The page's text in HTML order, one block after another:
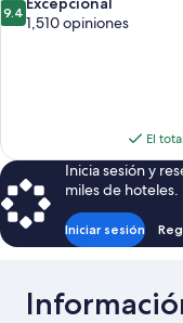
de
9.4
1,510 opiniones
El
Inicia sesión y
miles de hoteles.
Iniciar sesión